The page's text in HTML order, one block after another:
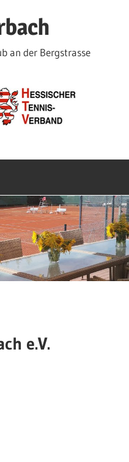
an der Bergstrasse
e.V.